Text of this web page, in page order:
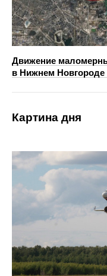
Движение
в Нижнем Новгороде
Картина дня